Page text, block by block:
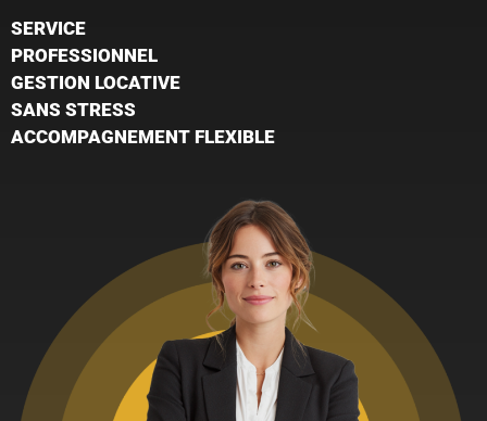
SERVICE
PROFESSIONNEL
GESTION LOCATIVE
SANS STRESS
ACCOMPAGNEMENT FLEXIBLE